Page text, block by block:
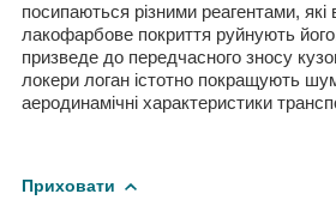
посипаються різними реагентами, які
лакофарбове покриття руйнують
призведе до передчасного зносу
локери логан істотно покращують
аеродинамічні характеристики
Приховати